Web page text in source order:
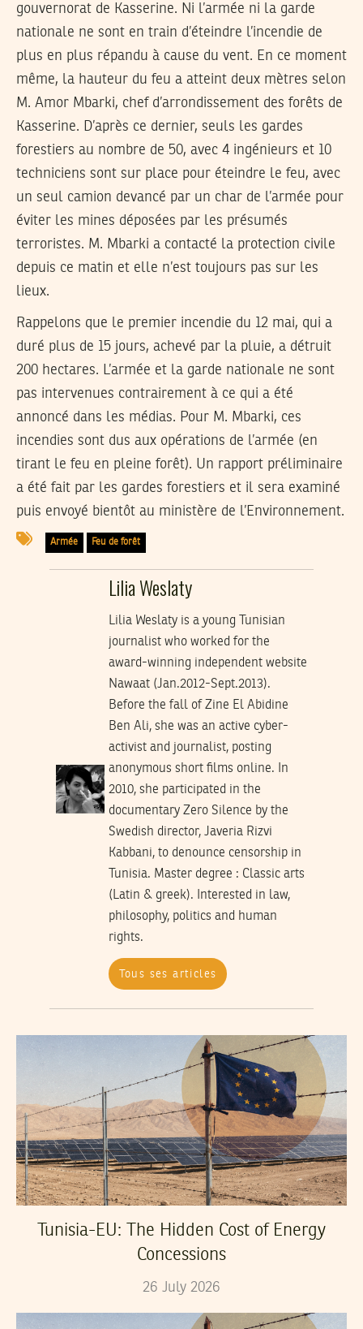
gouvernorat de Kasserine. Ni l’armée ni la garde
nationale ne sont en train d’éteindre l’incendie de
plus en plus répandu à cause du vent. En ce moment
même, la hauteur du feu a atteint deux mètres selon
M. Amor Mbarki, chef d’arrondissement des forêts de
Kasserine. D’après ce dernier, seuls les gardes
forestiers au nombre de 50, avec 4 ingénieurs et 10
techniciens sont sur place pour éteindre le feu, avec
un seul camion devancé par un char de l’armée pour
éviter les mines déposées par les présumés
terroristes. M. Mbarki a contacté la protection civile
depuis ce matin et elle n’est toujours pas sur les
lieux.
Rappelons que le premier incendie du 12 mai, qui a
duré plus de 15 jours, achevé par la pluie, a détruit
200 hectares. L’armée et la garde nationale ne sont
pas intervenues contrairement à ce qui a été
annoncé dans les médias. Pour M. Mbarki, ces
incendies sont dus aux opérations de l’armée (en
tirant le feu en pleine forêt). Un rapport préliminaire
a été fait par les gardes forestiers et il sera examiné
puis envoyé bientôt au ministère de l’Environnement.
Armée Feu de forêt
Lilia Weslaty
Lilia Weslaty is a young Tunisian
journalist who worked for the
award-winning independent website
Nawaat (Jan.2012-Sept.2013).
Before the fall of Zine El Abidine
Ben Ali, she was an active cyber-
activist and journalist, posting
anonymous short films online. In
2010, she participated in the
documentary Zero Silence by the
Swedish director, Javeria Rizvi
Kabbani, to denounce censorship in
Tunisia. Master degree : Classic arts
(Latin & greek). Interested in law,
philosophy, politics and human
rights.
Tous ses articles
Tunisia-EU: The Hidden Cost of Energy
Concessions
26 July 2026